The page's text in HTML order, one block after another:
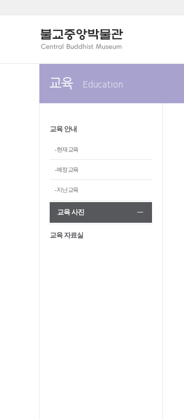
교육 Education
교육 안내
- 현재 교육
- 예정 교육
- 지난 교육
교육 사진
교육 자료실